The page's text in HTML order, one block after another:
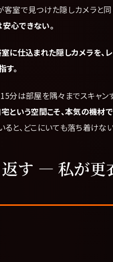
室で見つけた隠しカメラと同
心できない。
に仕込まれた隠しカメラを、
。
分は部屋を隅々までスキャン
という空間こそ、本気の機材
と、どこにいても落ち着けない
す ― 私が更